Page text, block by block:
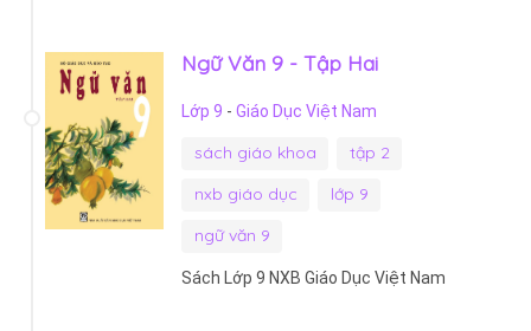
Ngữ Văn 9 - Tập Hai
Lớp 9 - Giáo Dục Việt Nam
sách giáo khoa
tập 2
nxb giáo dục
lớp 9
ngữ văn 9
Sách Lớp 9 NXB Giáo Dục Việt Nam